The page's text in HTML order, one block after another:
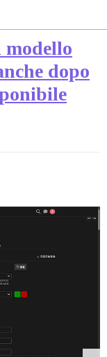
modello
dopo